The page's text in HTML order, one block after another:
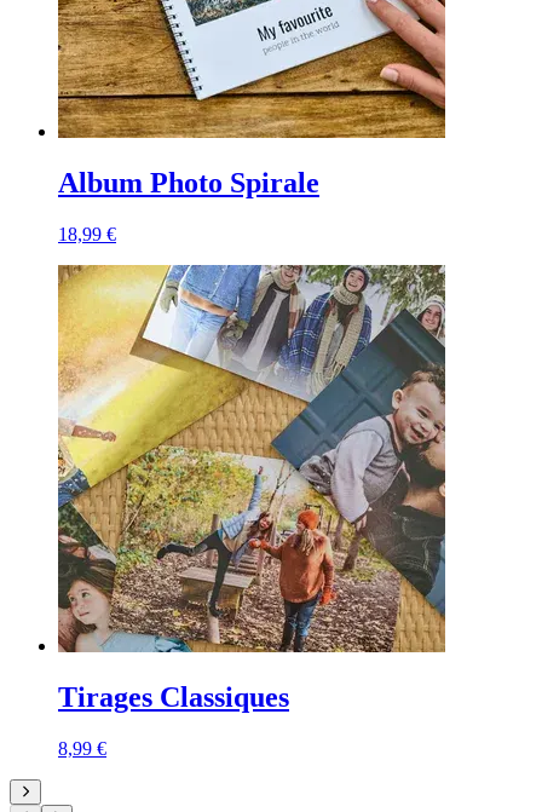
Album Photo Spirale
18,99 €
Tirages Classiques
8,99 €